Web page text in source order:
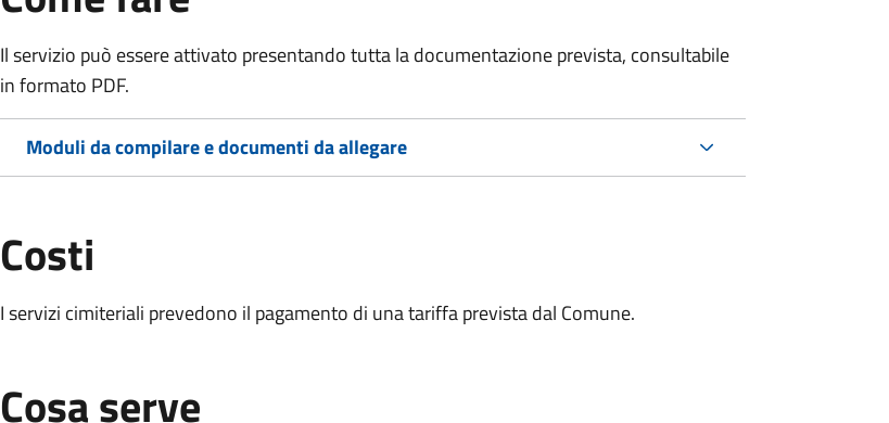
Il servizio può essere attivato presentando tutta la documentazione prevista, consultabile
in formato PDF.
Moduli da compilare e documenti da allegare
Costi
I servizi cimiteriali prevedono il pagamento di una tariffa prevista dal Comune.
Cosa serve